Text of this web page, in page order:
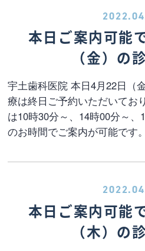
本日ご案内可能
（金）の
宇土歯科医院 本日4月22日（
療は終日ご予約いただいてお
は10時30分～、14時00分～、
のお時間でご案内が可能です
本日ご案内可能
（木）の